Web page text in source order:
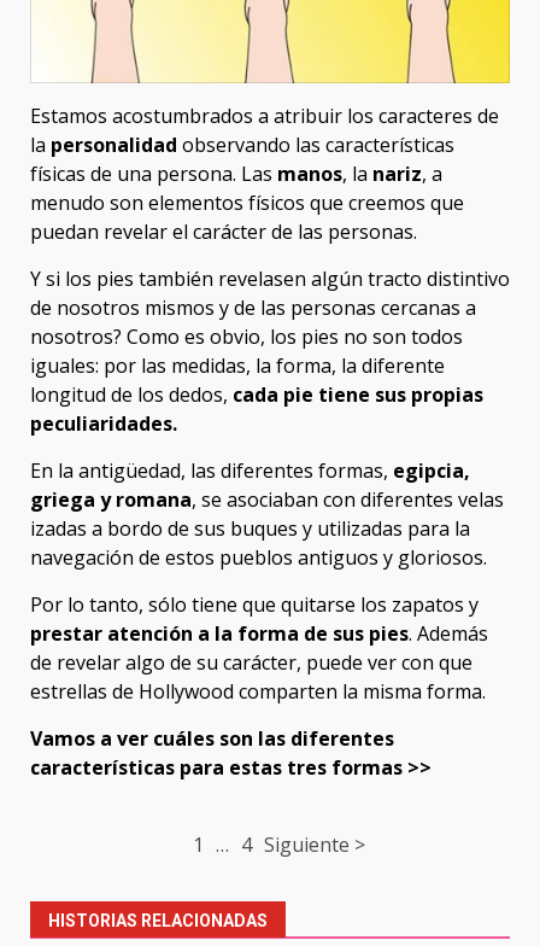
Estamos acostumbrados a atribuir los caracteres de
la personalidad observando las características
físicas de una persona. Las manos, la nariz, a
menudo son elementos físicos que creemos que
puedan revelar el carácter de las personas.
Y si los pies también revelasen algún tracto distintivo
de nosotros mismos y de las personas cercanas a
nosotros? Como es obvio, los pies no son todos
iguales: por las medidas, la forma, la diferente
longitud de los dedos, cada pie tiene sus propias
peculiaridades.
En la antigüedad, las diferentes formas, egipcia,
griega y romana, se asociaban con diferentes velas
izadas a bordo de sus buques y utilizadas para la
navegación de estos pueblos antiguos y gloriosos.
Por lo tanto, sólo tiene que quitarse los zapatos y
prestar atención a la forma de sus pies. Además
de revelar algo de su carácter, puede ver con que
estrellas de Hollywood comparten la misma forma.
Vamos a ver cuáles son las diferentes
características para estas tres formas >>
1 … 4 Siguiente >
HISTORIAS RELACIONADAS